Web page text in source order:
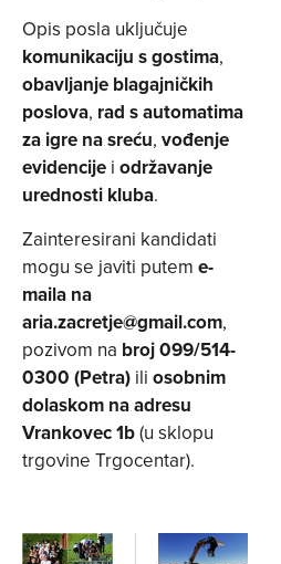
Opis posla uključuje
komunikaciju s gostima,
obavljanje blagajničkih
poslova, rad s automatima
za igre na sreću, vođenje
evidencije i održavanje
urednosti kluba.
Zainteresirani kandidati
mogu se javiti putem e-
maila na
aria.zacretje@gmail.com,
pozivom na broj 099/514-
0300 (Petra) ili osobnim
dolaskom na adresu
Vrankovec 1b(u sklopu
trgovine Trgocentar).